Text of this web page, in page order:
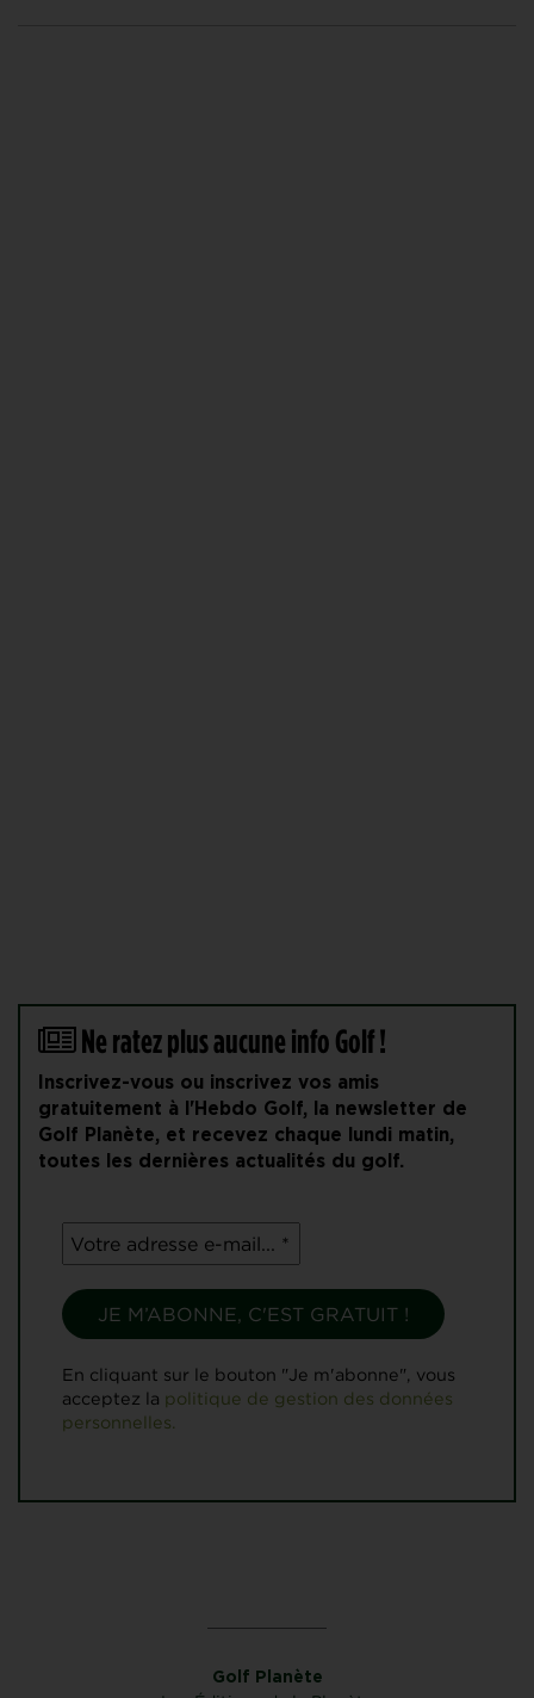
Ne ratez plus aucune info Golf !
Inscrivez-vous ou inscrivez vos amis
gratuitement à l'Hebdo Golf, la newsletter de
Golf Planète, et recevez chaque lundi matin,
toutes les dernières actualités du golf.
En cliquant sur le bouton "Je m'abonne", vous
acceptez la politique de gestion des données
personnelles.
Golf Planète